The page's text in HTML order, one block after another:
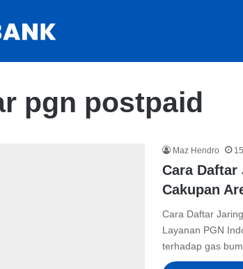
pgn postpaid
Maz Hendro
Cara Daftar
Cakupan
Cara Daftar
Layanan PGN
terhadap gas